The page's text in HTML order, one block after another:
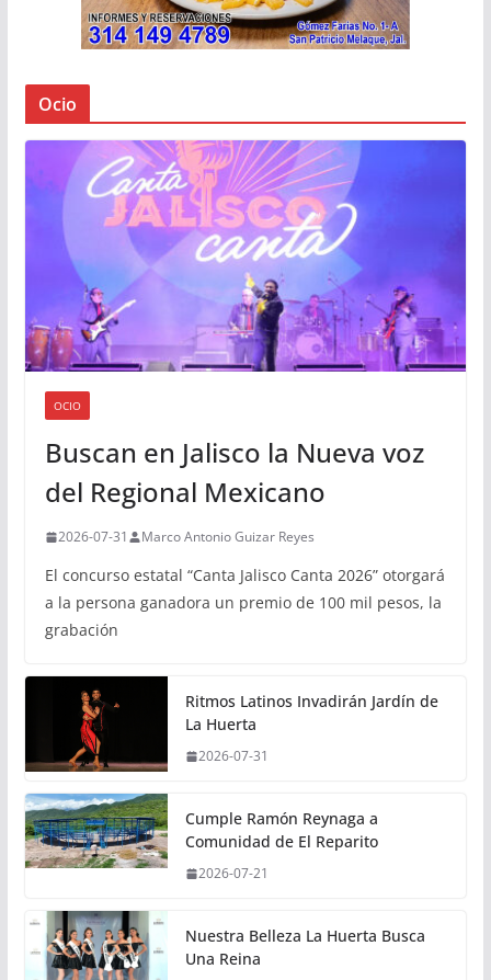
Ocio
OCIO
Buscan en Jalisco la Nueva voz
del Regional Mexicano
2026-07-31 Marco Antonio Guizar Reyes
El concurso estatal “Canta Jalisco Canta 2026” otorgará
a la persona ganadora un premio de 100 mil pesos, la
grabación
Ritmos Latinos Invadirán Jardín de
La Huerta
2026-07-31
Cumple Ramón Reynaga a
Comunidad de El Reparito
2026-07-21
Nuestra Belleza La Huerta Busca
Una Reina